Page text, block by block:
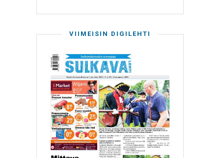
VIIMEISIN DIGILEHTI